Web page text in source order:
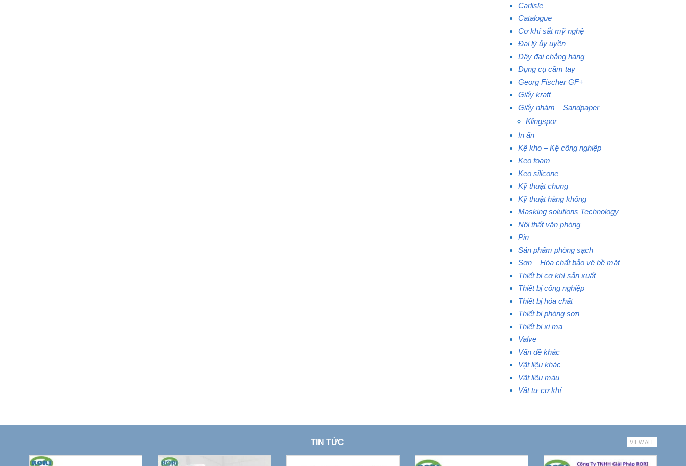
Carlisle
Catalogue
Cơ khí sắt mỹ nghệ
Đại lý ủy uyền
Dây đai chằng hàng
Dụng cụ cầm tay
Georg Fischer GF+
Giấy kraft
Giấy nhám – Sandpaper
Klingspor
In ấn
Kệ kho – Kệ công nghiệp
Keo foam
Keo silicone
Kỹ thuật chung
Kỹ thuật hàng không
Masking solutions Technology
Nội thất văn phòng
Pin
Sản phẩm phòng sạch
Sơn – Hóa chất bảo vệ bề mặt
Thiết bị cơ khí sản xuất
Thiết bị công nghiệp
Thiết bị hóa chất
Thiết bị phòng sơn
Thiết bị xi mạ
Valve
Vấn đề khác
Vật liệu khác
Vật liệu màu
Vật tư cơ khí
TIN TỨC VIEW ALL